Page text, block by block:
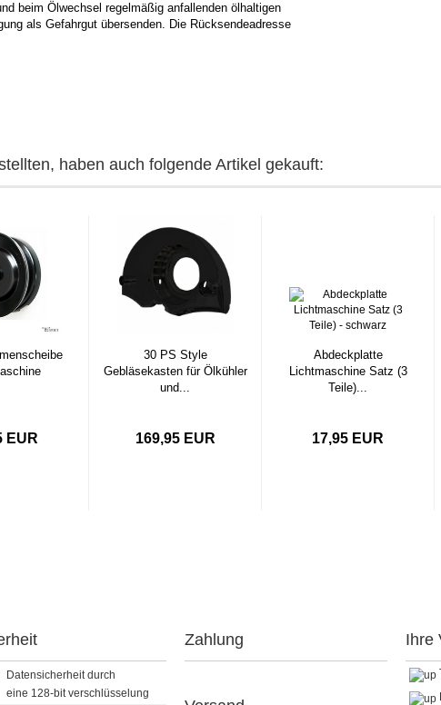
beim Ölwechsel regelmäßig anfallenden ölhaltigen
als Gefahrgut übersenden. Die Rücksendeadresse
haben auch folgende Artikel gekauft:
EUR
30 PS Style
Gebläsekasten für Ölkühler
und...
169,95 EUR
Abdeckplatte
Lichtmaschine Satz (3
Teile)...
17,95 EUR
Datensicherheit durch
eine 128-bit verschlüsselung
Zahlung Ihre